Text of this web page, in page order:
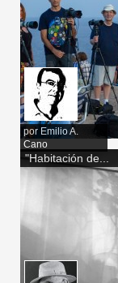
por Emilio A.
Cano
"Habitación de...